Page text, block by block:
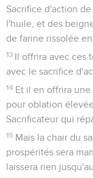
Sacrifice d'action
l'huile, et des
de farine rissolée
13 Il offrira avec ces
avec le sacrifice
14 Et il en offrira
pour oblation
Sacrificateur qui
15 Mais la chair du
prospérités sera
laissera rien